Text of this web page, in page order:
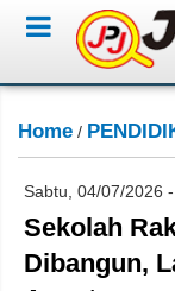
Home /
Sabtu, 04/07/2026
Sekolah
Dibangun,